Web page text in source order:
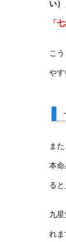
い）
「
こ
や
ま
本
る
九
れ